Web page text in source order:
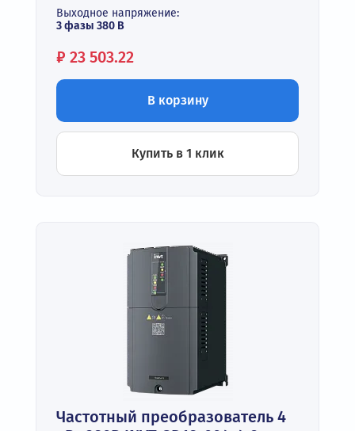
Выходное напряжение:
3 фазы 380 В
Цена:
₽ 23 503.22
В корзину
Купить в 1 клик
Частотный преобразователь 4